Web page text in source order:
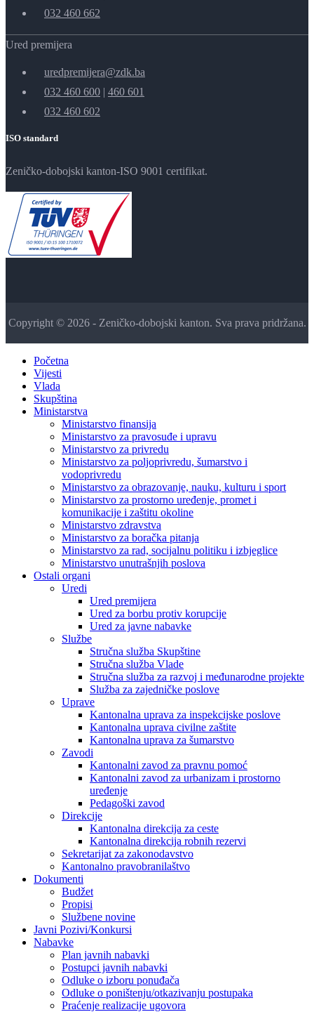
032 460 662
Ured premijera
uredpremijera@zdk.ba
032 460 600 | 460 601
032 460 602
ISO standard
Zeničko-dobojski kanton-ISO 9001 certifikat.
Copyright © 2026 - Zeničko-dobojski kanton. Sva prava pridržana.
Početna
Vijesti
Vlada
Skupština
Ministarstva
Ministarstvo finansija
Ministarstvo za pravosuđe i upravu
Ministarstvo za privredu
Ministarstvo za poljoprivredu, šumarstvo i
vodoprivredu
Ministarstvo za obrazovanje, nauku, kulturu i sport
Ministarstvo za prostorno uređenje, promet i
komunikacije i zaštitu okoline
Ministarstvo zdravstva
Ministarstvo za boračka pitanja
Ministarstvo za rad, socijalnu politiku i izbjeglice
Ministarstvo unutrašnjih poslova
Ostali organi
Uredi
Ured premijera
Ured za borbu protiv korupcije
Ured za javne nabavke
Službe
Stručna služba Skupštine
Stručna služba Vlade
Stručna služba za razvoj i međunarodne projekte
Služba za zajedničke poslove
Uprave
Kantonalna uprava za inspekcijske poslove
Kantonalna uprava civilne zaštite
Kantonalna uprava za šumarstvo
Zavodi
Kantonalni zavod za pravnu pomoć
Kantonalni zavod za urbanizam i prostorno
uređenje
Pedagoški zavod
Direkcije
Kantonalna direkcija za ceste
Kantonalna direkcija robnih rezervi
Sekretarijat za zakonodavstvo
Kantonalno pravobranilaštvo
Dokumenti
Budžet
Propisi
Službene novine
Javni Pozivi/Konkursi
Nabavke
Plan javnih nabavki
Postupci javnih nabavki
Odluke o izboru ponuđača
Odluke o poništenju/otkazivanju postupaka
Praćenje realizacije ugovora